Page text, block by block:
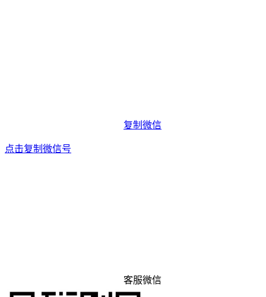
复制微信
点击复制微信号
客服微信